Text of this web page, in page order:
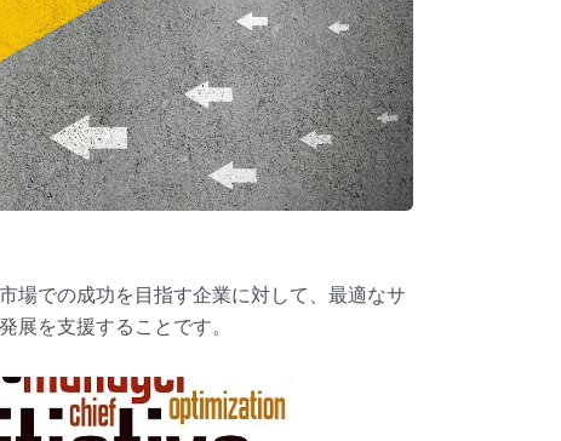
場での成功を目指す企業に対して、最適なサ
展を支援することです。